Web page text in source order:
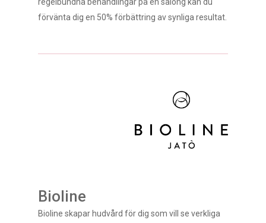
regelbundna behandlingar på en salong kan du
förvänta dig en 50% förbättring av synliga resultat.
Bioline
Bioline skapar hudvård för dig som vill se verkliga